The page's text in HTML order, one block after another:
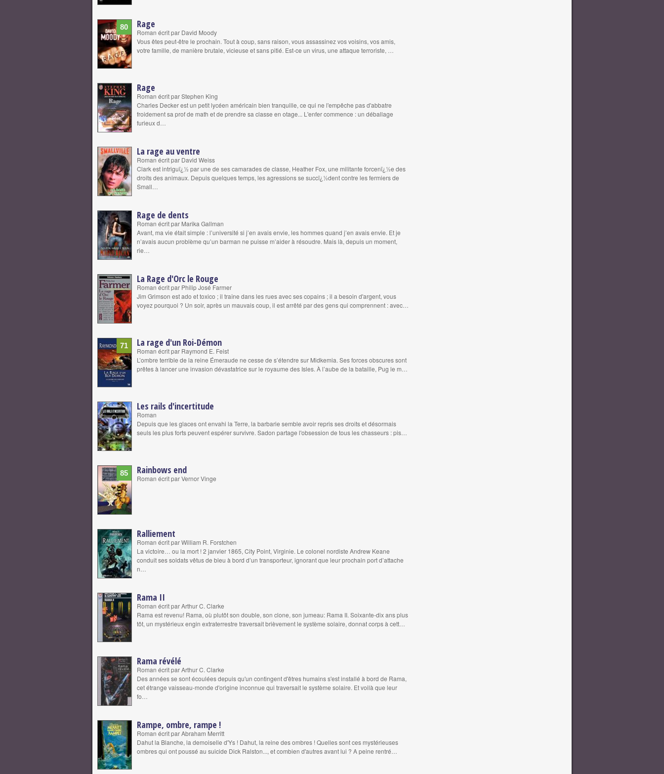
80 Rage
Roman écrit par David Moody
Vous êtes peut-être le prochain. Tout à coup, sans raison, vous assassinez vos voisins, vos amis,
votre famille, de manière brutale, vicieuse et sans pitié. Est-ce un virus, une attaque terroriste, …
Rage
Roman écrit par Stephen King
Charles Decker est un petit lycéen américain bien tranquille, ce qui ne l'empêche pas d'abbatre
froidement sa prof de math et de prendre sa classe en otage... L'enfer commence : un déballage
furieux d…
La rage au ventre
Roman écrit par David Weiss
Clark est intriguï¿½ par une de ses camarades de classe, Heather Fox, une militante forcenï¿½e des
droits des animaux. Depuis quelques temps, les agressions se succï¿½dent contre les fermiers de
Small…
Rage de dents
Roman écrit par Marika Gallman
Avant, ma vie était simple : l’université si j’en avais envie, les hommes quand j’en avais envie. Et je
n’avais aucun problème qu’un barman ne puisse m’aider à résoudre. Mais là, depuis un moment,
rie…
La Rage d'Orc le Rouge
Roman écrit par Philip José Farmer
Jim Grimson est ado et toxico ; il traîne dans les rues avec ses copains ; il a besoin d'argent, vous
voyez pourquoi ? Un soir, après un mauvais coup, il est arrêté par des gens qui comprennent : avec…
71 La rage d'un Roi-Démon
Roman écrit par Raymond E. Feist
L’ombre terrible de la reine Émeraude ne cesse de s’étendre sur Midkemia. Ses forces obscures sont
prêtes à lancer une invasion dévastatrice sur le royaume des Isles. À l’aube de la bataille, Pug le m…
Les rails d'incertitude
Roman
Depuis que les glaces ont envahi la Terre, la barbarie semble avoir repris ses droits et désormais
seuls les plus forts peuvent espérer survivre. Sadon partage l'obsession de tous les chasseurs : pis…
85 Rainbows end
Roman écrit par Vernor Vinge
Ralliement
Roman écrit par William R. Forstchen
La victoire… ou la mort ! 2 janvier 1865, City Point, Virginie. Le colonel nordiste Andrew Keane
conduit ses soldats vêtus de bleu à bord d’un transporteur, ignorant que leur prochain port d’attache
n…
Rama II
Roman écrit par Arthur C. Clarke
Rama est revenu! Rama, où plutôt son double, son clone, son jumeau: Rama II. Soixante-dix ans plus
tôt, un mystérieux engin extraterrestre traversait brièvement le système solaire, donnat corps à cett…
Rama révélé
Roman écrit par Arthur C. Clarke
Des années se sont écoulées depuis qu'un contingent d'êtres humains s'est installé à bord de Rama,
cet étrange vaisseau-monde d'origine inconnue qui traversait le système solaire. Et voilà que leur
fo…
Rampe, ombre, rampe !
Roman écrit par Abraham Merritt
Dahut la Blanche, la demoiselle d'Ys ! Dahut, la reine des ombres ! Quelles sont ces mystérieuses
ombres qui ont poussé au suicide Dick Ralston..., et combien d'autres avant lui ? A peine rentré…